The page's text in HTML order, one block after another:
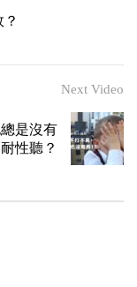
Next Video
是沒有
耐性聽？